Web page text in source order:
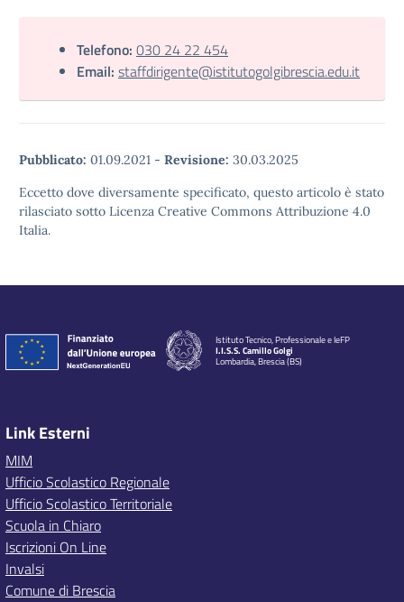
Telefono: 030 24 22 454
Email: staffdirigente@istitutogolgibrescia.edu.it
Pubblicato: 01.09.2021 - Revisione: 30.03.2025
Eccetto dove diversamente specificato, questo articolo è stato
rilasciato sotto Licenza Creative Commons Attribuzione 4.0
Italia.
Istituto Tecnico, Professionale e IeFP
I.I.S.S. Camillo Golgi
Lombardia, Brescia (BS)
Link Esterni
MIM
Ufficio Scolastico Regionale
Ufficio Scolastico Territoriale
Scuola in Chiaro
Iscrizioni On Line
Invalsi
Comune di Brescia